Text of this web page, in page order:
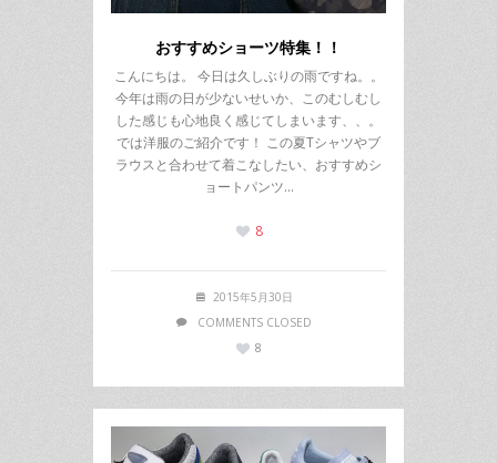
おすすめショーツ特集！！
こんにちは。 今日は久しぶりの雨ですね。。
今年は雨の日が少ないせいか、このむしむし
した感じも心地良く感じてしまいます、、。
では洋服のご紹介です！ この夏Tシャツやブ
ラウスと合わせて着こなしたい、おすすめシ
ョートパンツ…
8
2015年5月30日
COMMENTS CLOSED
8